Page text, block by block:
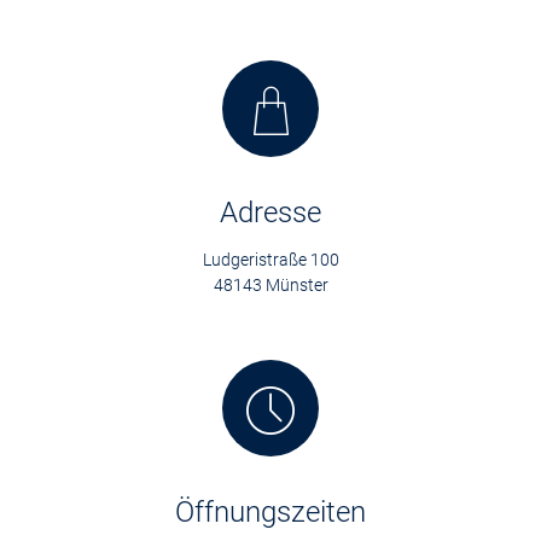
Adresse
Ludgeristraße 100
48143 Münster
Öffnungszeiten